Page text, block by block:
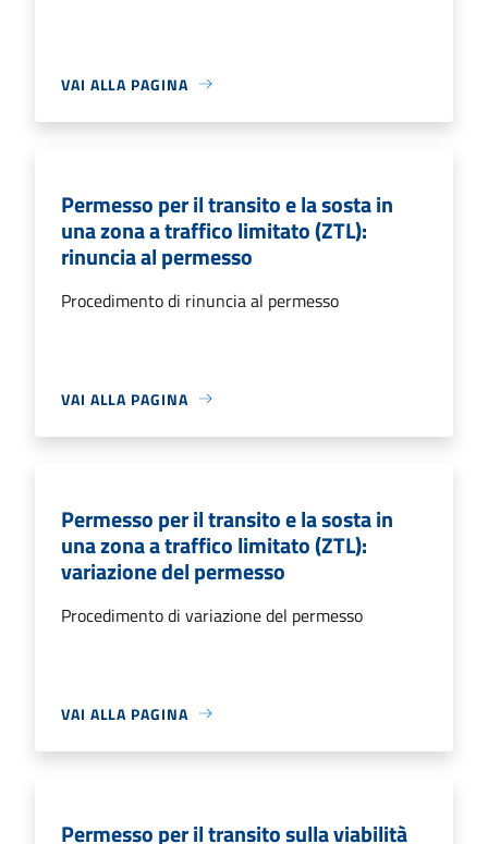
VAI ALLA PAGINA
Permesso per il transito e la sosta in
una zona a traffico limitato (ZTL):
rinuncia al permesso
Procedimento di rinuncia al permesso
VAI ALLA PAGINA
Permesso per il transito e la sosta in
una zona a traffico limitato (ZTL):
variazione del permesso
Procedimento di variazione del permesso
VAI ALLA PAGINA
Permesso per il transito sulla viabilità